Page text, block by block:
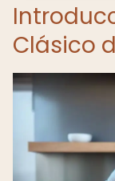
Clásico